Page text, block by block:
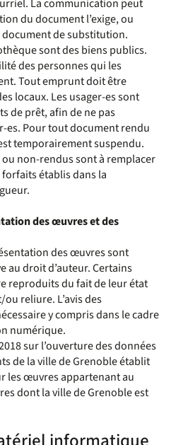
La communication peut
du document l’exige, ou
document de substitution.
sont des biens publics.
des personnes qui les
Tout emprunt doit être
locaux. Les usager-es sont
de prêt, afin de ne pas
es. Pour tout document rendu
temporairement suspendu.
non-rendus sont à remplacer
établis dans la
des œuvres et des
des œuvres sont
au droit d’auteur. Certains
reproduits du fait de leur état
reliure. L’avis des
y compris dans le cadre
numérique.
sur l’ouverture des données
de la ville de Grenoble établit
les œuvres appartenant au
dont la ville de Grenoble est